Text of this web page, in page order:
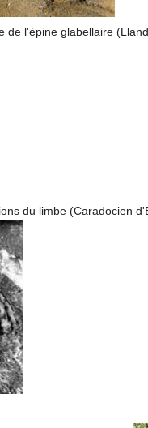
de l'épine glabellaire
du limbe (Caradocien